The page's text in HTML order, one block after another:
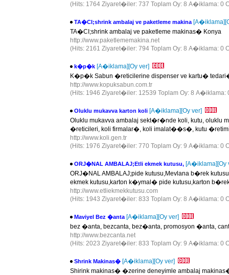
(Hits: 1764 Ziyaret�iler: 737 Toplam Oy: 8 A�iklama: 0
TA�CI;shrink ambalaj ve paketleme makina [A�iklama]
TA�CI;shrink ambalaj ve paketleme makinas� Konya
http://www.paketlememakina.net
(Hits: 2161 Ziyaret�iler: 794 Toplam Oy: 8 A�iklama: 0
k�p�k [A�iklama][Oy ver]
K�p�k Sabun �reticilerine dispenser ve kartu�
http://www.kopuksabun.com.tr
(Hits: 1946 Ziyaret�iler: 12539 Toplam Oy: 8 A�iklama:
Oluklu mukavva karton koli [A�iklama][Oy ver]
Oluklu mukavva ambalaj sekt�r�nde koli, kutu, oluklu
�reticileri, koli firmalar�, koli imalat��s�, kutu
http://www.koli.gen.tr
(Hits: 1976 Ziyaret�iler: 770 Toplam Oy: 9 A�iklama: 0
ORJ�NAL AMBALAJ;Etli ekmek kutusu, [A�iklama][Oy
ORJ�NAL AMBALAJ;pide kutusu,Mevlana b�rek
ekmek kutusu,karton k�ymal� pide kutusu,karton
http://www.etliekmekkutusu.com
(Hits: 1943 Ziyaret�iler: 833 Toplam Oy: 8 A�iklama: 0
Maviyel Bez �anta [A�iklama][Oy ver]
bez �anta, bezcanta, bez�anta, promosyon �anta,
http://www.bezcanta.net
(Hits: 2023 Ziyaret�iler: 833 Toplam Oy: 9 A�iklama: 0
Shrink Makinas� [A�iklama][Oy ver]
Shirink makinas� �zerine deneyimle ambalaj